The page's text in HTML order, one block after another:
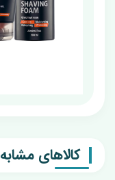
کالاهای مشابه